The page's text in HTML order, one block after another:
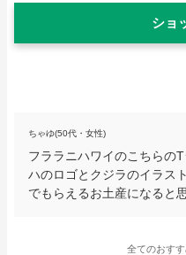
ショ
ちゃゆ(50代・女性)
フララニハワイのこちらの
ハのロゴとクジラのイラス
でもらえるお土産になると
全てのおすす